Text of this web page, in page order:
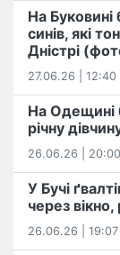
На Буковині
синів, які
Дністрі
27.06.26 | 12:40
На Одещині
річну
26.06.26 | 20:00
У Бучі
через вікно,
26.06.26 | 19:07